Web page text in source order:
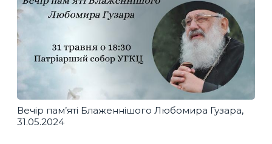
Вечір пам’яті Блаженнішого Любомира Гузара,
31.05.2024